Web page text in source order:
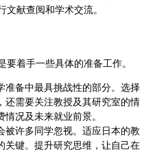
献查阅和学术交流。
着手一些具体的准备工作。
准备中最具挑战性的部分。选择
还需要关注教授及其研究室的情
况及未来就业前景。
被许多同学忽视。适应日本的教
关键。提升研究思维，让自己在